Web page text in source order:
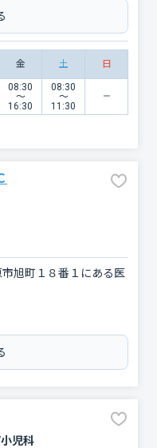
金 土 日
08:30
〜
16:30
08:30
〜
11:30
旭町１８番１にある医
児科